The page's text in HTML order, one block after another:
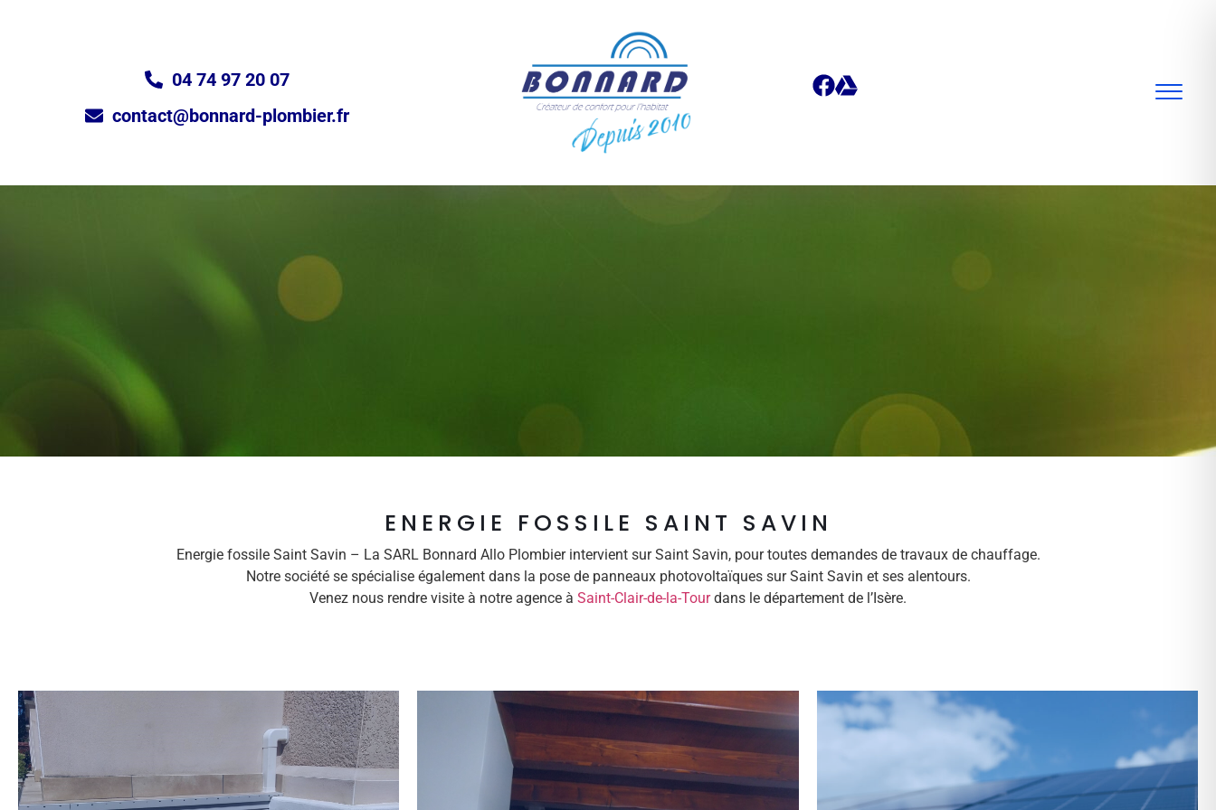
04 74 97 20 07
contact@bonnard-plombier.fr
ENERGIE FOSSILE SAINT SAVIN
Energie fossile Saint Savin – La SARL Bonnard Allo Plombier intervient sur Saint Savin, pour toutes demandes de travaux de chauffage.
Notre société se spécialise également dans la pose de panneaux photovoltaïques sur Saint Savin et ses alentours.
Venez nous rendre visite à notre agence à Saint-Clair-de-la-Tourdans le département de l’Isère.